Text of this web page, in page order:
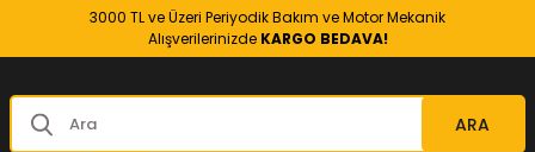
3000 TL ve Üzeri Periyodik Bakım ve Motor Mekanik
Alışverilerinizde KARGO BEDAVA!
ARA